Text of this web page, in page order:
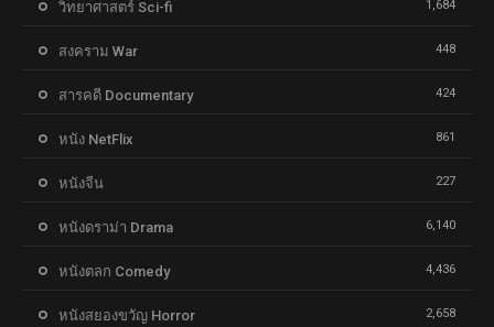
วิทยาศาสตร์ Sci-fi 1,684
สงคราม War 448
สารคดี Documentary 424
หนัง NetFlix 861
หนังจีน 227
หนังดราม่า Drama 6,140
หนังตลก Comedy 4,436
หนังสยองขวัญ Horror 2,658